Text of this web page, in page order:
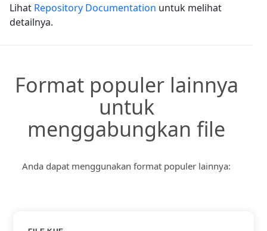
Lihat Repository Documentation untuk melihat
detailnya.
Format populer lainnya
untuk
menggabungkan file
Anda dapat menggunakan format populer lainnya: